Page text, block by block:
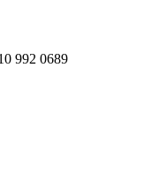
992 0689